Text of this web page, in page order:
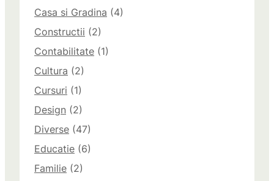
Casa si Gradina (4)
Constructii (2)
Contabilitate (1)
Cultura (2)
Cursuri (1)
Design (2)
Diverse (47)
Educatie (6)
Familie (2)